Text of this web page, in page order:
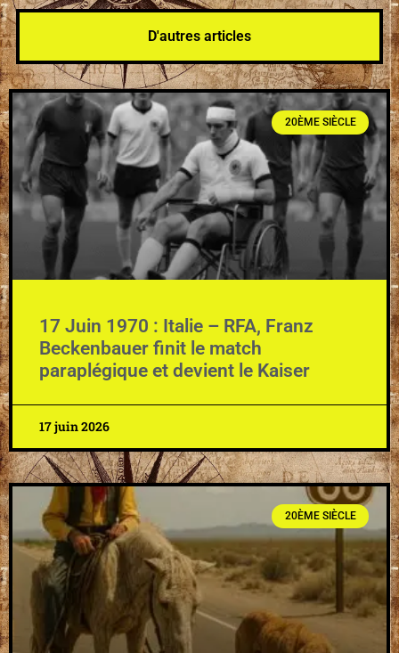
D'autres articles
20ÈME SIÈCLE
17 Juin 1970 : Italie – RFA, Franz
Beckenbauer finit le match
paraplégique et devient le Kaiser
17 juin 2026
20ÈME SIÈCLE